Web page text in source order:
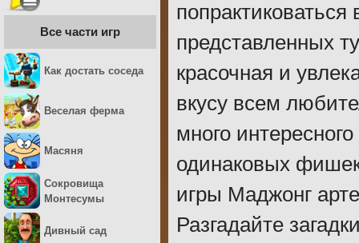
представленных
красочная и
вкусу всем
много
одинаковых
игры Маджонг
Разгадайте
Все части игр
Как достать соседа
Веселая ферма
Масяня
Сокровища
Монтесумы
Дивный сад